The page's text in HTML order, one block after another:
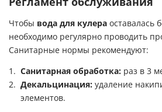
Чтобы вода для кулера оставалась
необходимо регулярно проводить
Санитарные нормы рекомендуют:
Санитарная обработка: раз в 3
Декальцинация: удаление
элементов.